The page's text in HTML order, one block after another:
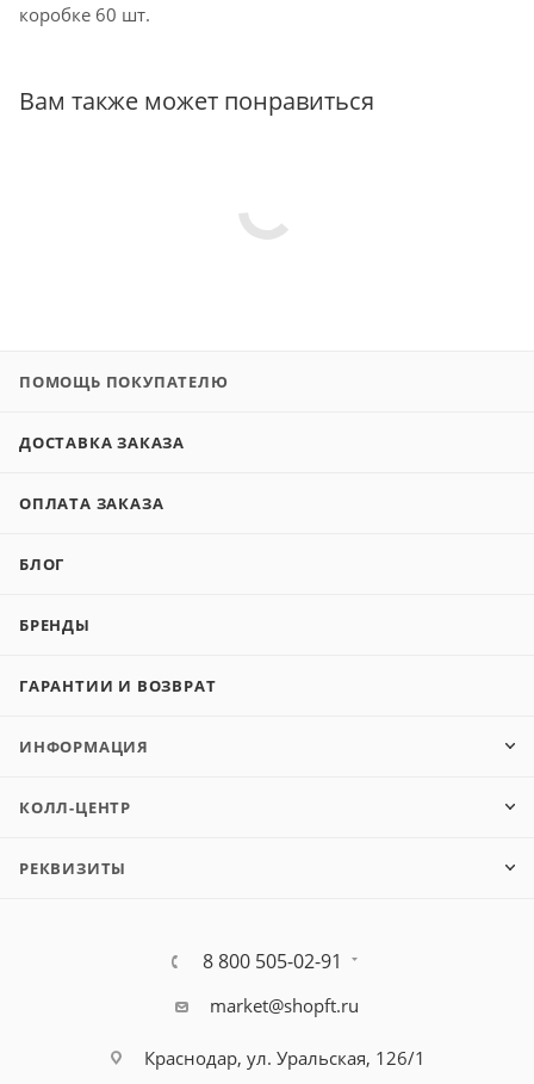
коробке 60 шт.
Вам также может понравиться
ПОМОЩЬ ПОКУПАТЕЛЮ
ДОСТАВКА ЗАКАЗА
ОПЛАТА ЗАКАЗА
БЛОГ
БРЕНДЫ
ГАРАНТИИ И ВОЗВРАТ
ИНФОРМАЦИЯ
КОЛЛ-ЦЕНТР
РЕКВИЗИТЫ
8 800 505-02-91
market@shopft.ru
Краснодар, ул. Уральская, 126/1